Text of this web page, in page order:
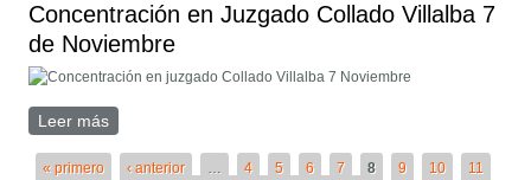
Concentración en Juzgado Collado Villalba 7
de Noviembre
Leer más
« primero ‹ anterior … 4 5 6 7 8 9 10 11